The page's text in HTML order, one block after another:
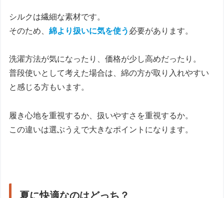
シルクは繊細な素材です。
そのため、綿より扱いに気を使う 必要があります。
洗濯方法が気になったり、価格が少し高めだったり。
普段使いとして考えた場合は、綿の方が取り入れやすい
と感じる方もいます。
履き心地を重視するか、扱いやすさを重視するか。
この違いは選ぶうえで大きなポイントになります。
夏に快適なのはどっち？